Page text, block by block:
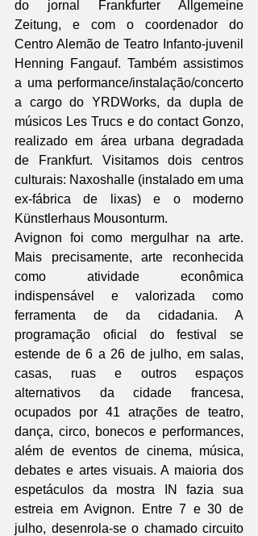
do jornal Frankfurter Allgemeine
Zeitung, e com o coordenador do
Centro Alemão de Teatro Infanto-juvenil
Henning Fangauf. Também assistimos
a uma performance/instalação/concerto
a cargo do YRDWorks, da dupla de
músicos Les Trucs e do contact Gonzo,
realizado em área urbana degradada
de Frankfurt. Visitamos dois centros
culturais: Naxoshalle (instalado em uma
ex-fábrica de lixas) e o moderno
Künstlerhaus Mousonturm.
Avignon foi como mergulhar na arte.
Mais precisamente, arte reconhecida
como atividade econômica
indispensável e valorizada como
ferramenta de da cidadania. A
programação oficial do festival se
estende de 6 a 26 de julho, em salas,
casas, ruas e outros espaços
alternativos da cidade francesa,
ocupados por 41 atrações de teatro,
dança, circo, bonecos e performances,
além de eventos de cinema, música,
debates e artes visuais. A maioria dos
espetáculos da mostra IN fazia sua
estreia em Avignon. Entre 7 e 30 de
julho, desenrola-se o chamado circuito